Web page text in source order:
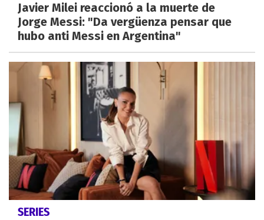
Javier Milei reaccionó a la muerte de
Jorge Messi: "Da vergüenza pensar que
hubo anti Messi en Argentina"
SERIES